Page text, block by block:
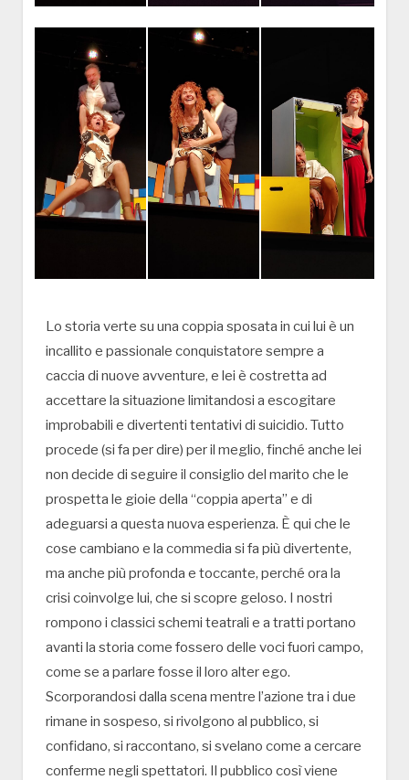
Lo storia verte su una coppia sposata in cui lui è un
incallito e passionale conquistatore sempre a
caccia di nuove avventure, e lei è costretta ad
accettare la situazione limitandosi a escogitare
improbabili e divertenti tentativi di suicidio. Tutto
procede (si fa per dire) per il meglio, finché anche lei
non decide di seguire il consiglio del marito che le
prospetta le gioie della “coppia aperta” e di
adeguarsi a questa nuova esperienza. È qui che le
cose cambiano e la commedia si fa più divertente,
ma anche più profonda e toccante, perché ora la
crisi coinvolge lui, che si scopre geloso. I nostri
rompono i classici schemi teatrali e a tratti portano
avanti la storia come fossero delle voci fuori campo,
come se a parlare fosse il loro alter ego.
Scorporandosi dalla scena mentre l’azione tra i due
rimane in sospeso, si rivolgono al pubblico, si
confidano, si raccontano, si svelano come a cercare
conferme negli spettatori. Il pubblico così viene